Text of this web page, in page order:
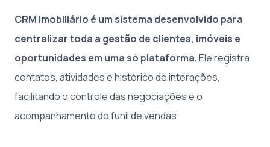
CRM imobiliário é um sistema desenvolvido para
centralizar toda a gestão de clientes, imóveis e
oportunidades em uma só plataforma.Ele registra
contatos, atividades e histórico de interações,
facilitando o controle das negociações e o
acompanhamento do funil de vendas.